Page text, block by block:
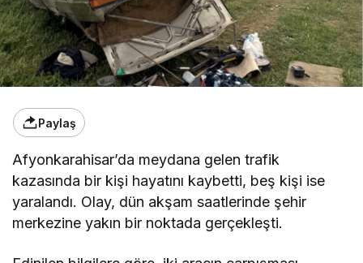
Paylaş
Afyonkarahisar’da meydana gelen trafik
kazasında bir kişi hayatını kaybetti, beş kişi ise
yaralandı. Olay, dün akşam saatlerinde şehir
merkezine yakın bir noktada gerçekleşti.